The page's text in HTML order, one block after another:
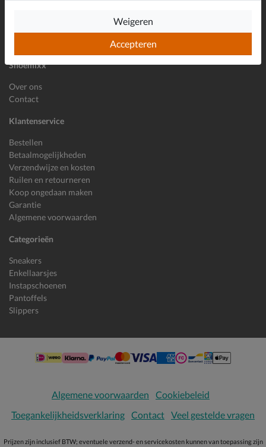
Shoemixx
Over ons
Contact
Klantenservice
Bestellen
Betaalmogelijkheden
Verzendwijze en kosten
Ruilen en retourneren
Koop ongedaan maken
Garantie
Algemene voorwaarden
Categorieën
Sneakers
Enkellaarsjes
Instapschoenen
Pantoffels
Slippers
Algemene voorwaarden
Cookiebeleid
Toegankelijkheidsverklaring Contact Veel gestelde vragen
Prijzen zijn inclusief BTW; eventuele verzend- en servicekosten kunnen van toepassing zijn
Accepteren
Weigeren